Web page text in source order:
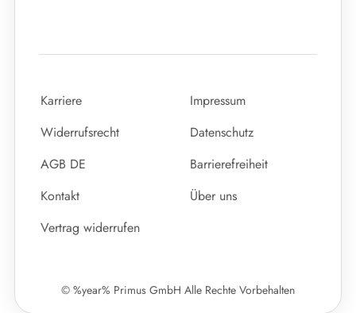
Karriere
Impressum
Widerrufsrecht
Datenschutz
AGB DE
Barrierefreiheit
Kontakt
Über uns
Vertrag widerrufen
© %year% Primus GmbH Alle Rechte Vorbehalten